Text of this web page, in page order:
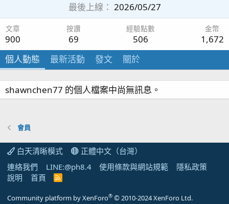
最後上線
2026/05/27
文章
900
按讚
69
經驗點數
506
金幣
1,672
個人動態
最新活動 發文 關於
shawnchen77 的個人檔案中尚無訊息。
會員
白天清晰模式
正體中文（台灣）
連絡我們
LINE:@ph8.4 使用條款與網站規範
隱私政策
說明
首頁
R
Community platform by XenForo® © 2010-2024 XenForo Ltd.